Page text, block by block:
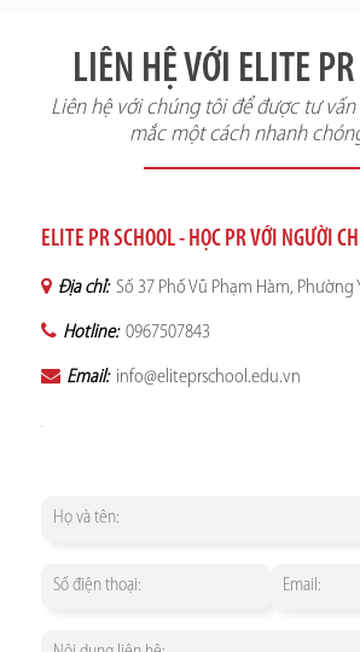
LIÊN HỆ VỚI ELITE
Liên hệ với chúng tôi để được tư
mắc một cách nhanh
ELITE PR SCHOOL - HỌC PR VỚI NGƯỜI
Địa chỉ: Số 37 Phố Vũ Phạm Hàm, Phường
Hotline: 0967507843
Email: info@eliteprschool.edu.vn